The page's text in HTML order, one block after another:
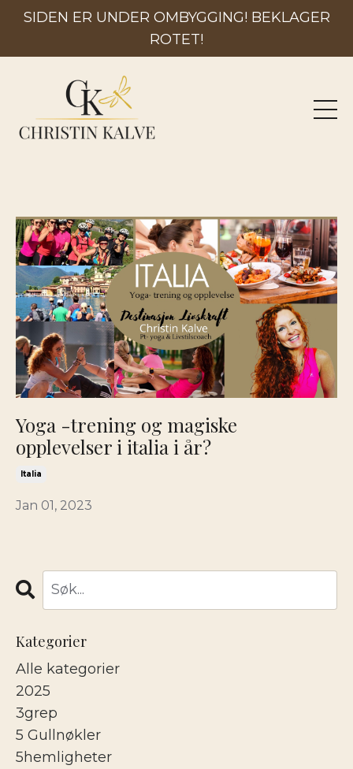
SIDEN ER UNDER OMBYGGING! BEKLAGER
ROTET!
Yoga -trening og magiske
opplevelser i italia i år?
Italia
Jan 01, 2023
Kategorier
Alle kategorier
2025
3grep
5 Gullnøkler
5hemligheter